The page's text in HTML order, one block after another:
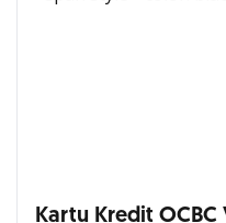
Kartu Kredit